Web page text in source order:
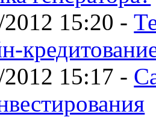
15:20 -
15:17 -